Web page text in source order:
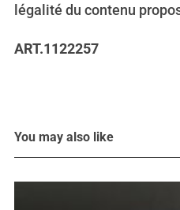
légalité du contenu
ART.1122257
You may also like